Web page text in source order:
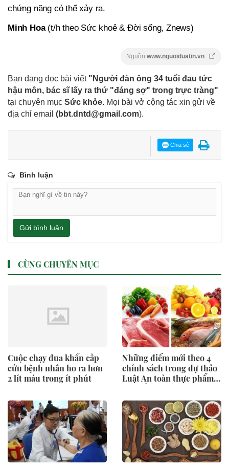
chứng nặng có thể xảy ra.
Minh Hoa(t/h theo Sức khoẻ & Đời sống, Znews)
Nguồn www.nguoiduatin.vn
Bạn đang đọc bài viết "Người đàn ông 34 tuổi đau tức
hậu môn, bác sĩ lấy ra thứ "đáng sợ" trong trực tràng"
tại chuyên mục Sức khỏe. Mọi bài vở cộng tác xin gửi về
địa chỉ email (bbt.dntd@gmail.com).
Chia sẻ
Bình luận
Gửi bình luận
CÙNG CHUYÊN MỤC
Cuộc chạy đua khẩn cấp
cứu bệnh nhân ho ra hơn
2 lít máu trong ít phút
Những điểm mới theo 4
chính sách trong dự thảo
Luật An toàn thực phẩm